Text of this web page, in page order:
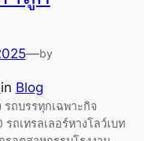
—by
in Blog
รถบรรทุกเฉพาะกิจ
ถเทรลเลอร์หางโลว์เบท